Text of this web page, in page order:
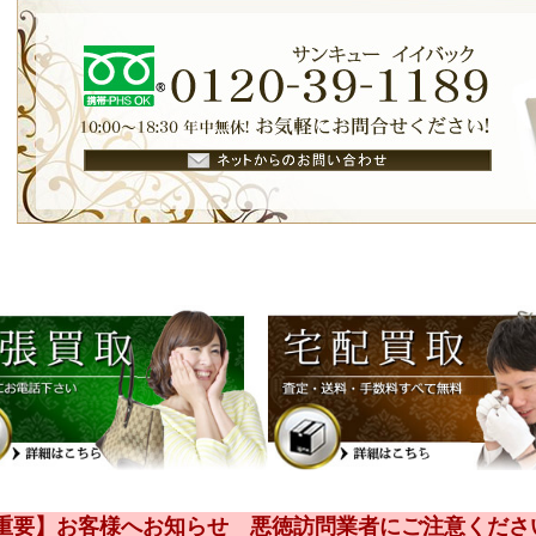
要】お客様へお知らせ 悪徳訪問業者にご注意くださ